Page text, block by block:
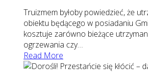
Truizmem byłoby powiedzieć, że
obiektu będącego w posiadaniu
kosztuje zarówno bieżące
ogrzewania czy…
Read More